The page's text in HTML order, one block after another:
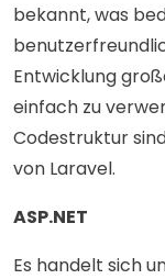
bekannt, was
Entwicklung
einfach zu
Codestruktur
von Laravel.
ASP.NET
Es handelt sich